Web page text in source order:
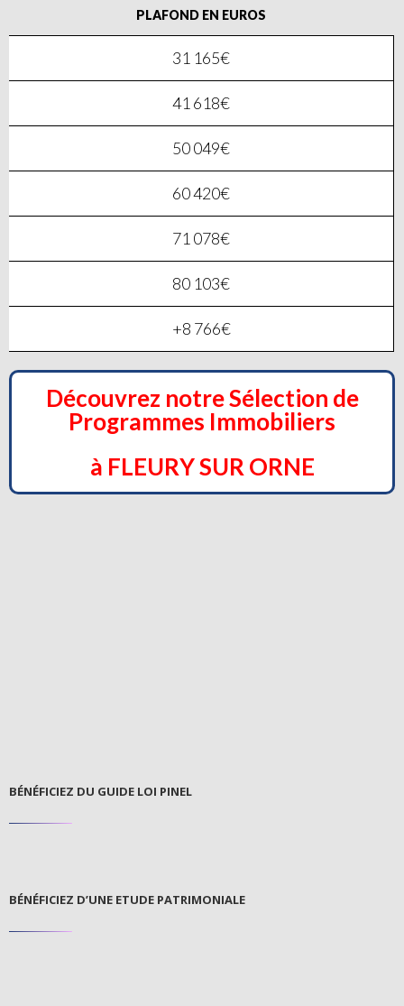
PLAFOND EN EUROS
31 165€
41 618€
50 049€
60 420€
71 078€
80 103€
+8 766€
Découvrez notre Sélection de
Programmes Immobiliers
à FLEURY SUR ORNE
BÉNÉFICIEZ DU GUIDE LOI PINEL
BÉNÉFICIEZ D’UNE ETUDE PATRIMONIALE